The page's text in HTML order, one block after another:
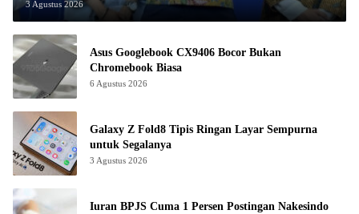
3 Agustus 2026
Asus Googlebook CX9406 Bocor Bukan
Chromebook Biasa
6 Agustus 2026
Galaxy Z Fold8 Tipis Ringan Layar Sempurna
untuk Segalanya
3 Agustus 2026
Iuran BPJS Cuma 1 Persen Postingan Nakesindo